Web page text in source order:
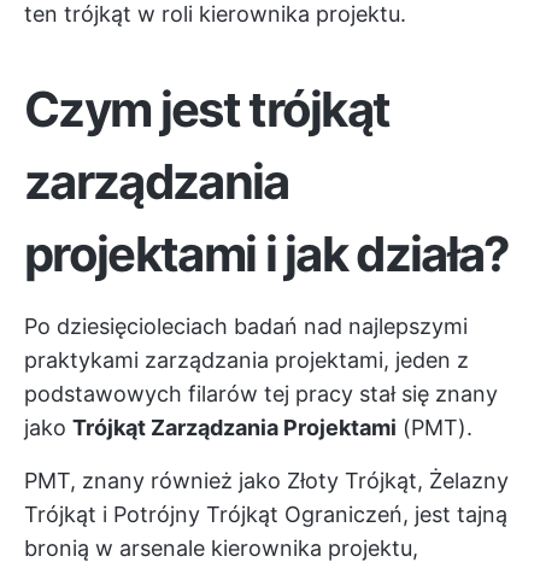
ten trójkąt w roli kierownika projektu.
Czym jest trójkąt
zarządzania
projektami i jak działa?
Po dziesięcioleciach badań nad najlepszymi
praktykami zarządzania projektami, jeden z
podstawowych filarów tej pracy stał się znany
jako Trójkąt Zarządzania Projektami (PMT).
PMT, znany również jako Złoty Trójkąt, Żelazny
Trójkąt i Potrójny Trójkąt Ograniczeń, jest tajną
bronią w arsenale kierownika projektu,